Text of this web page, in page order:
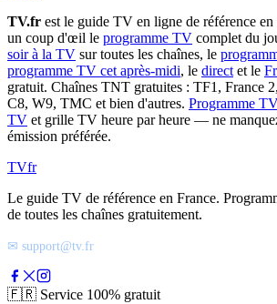
TV.fr est le guide TV en ligne de référence
un coup d'œil le programme TV complet du
soir à la TV sur toutes les chaînes, le
programme TV cet après-midi, le direct et le
gratuit. Chaînes TNT gratuites : TF1, France
C8, W9, TMC et bien d'autres. Programme
TV et grille TV heure par heure — ne
émission préférée.
TVfr
Le guide TV de référence en France.
de toutes les chaînes gratuitement.
✉ support@tv.fr
🇫🇷 Service 100% gratuit